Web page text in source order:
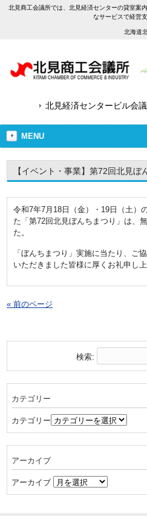
北見商工会議所では、北見経済センターの貸室案
なサービスで経営支
北海道
北見経済センタービル会
MENU
【イベント・事業】第72回北見ぼ
令和7年7月18日（金）・19日（土）
た「第72回北見ぼんちまつり」は、
た。
「ぼんちまつり」実施に当たり、ご
いただきました皆様に厚くお礼申し上
« 前のページ
検索:
カテゴリー
カテゴリー
アーカイブ
アーカイブ